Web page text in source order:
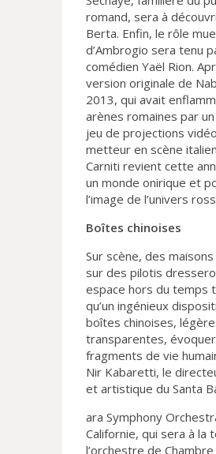
romand, sera à
Berta. Enfin, le rôle
d’Ambrogio sera tenu
comédien Yaël Rion.
version originale de
2013, qui avait
arènes romaines par
jeu de projections
metteur en scène
Carniti revient cette
un monde onirique et
l’image de l’univers
Boîtes chinoises
Sur scène, des
sur des pilotis
espace hors du temps
qu’un ingénieux
boîtes chinoises,
transparentes,
fragments de vie
Nir Kabaretti, le
et artistique du Santa
ara Symphony
Californie, qui sera à la
l’orchestre de